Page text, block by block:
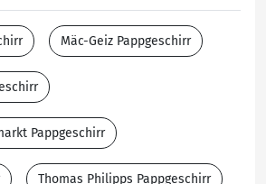
Mäc-Geiz Pappgeschirr
Pappgeschirr
Thomas Philipps Pappgeschirr